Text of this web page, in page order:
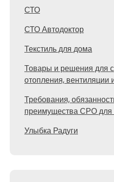
СТО
СТО Автодоктор
Текстиль для дома
Товары и решения для
отопления, вентиляции
Требования,
преимущества СРО для
Улыбка Радуги